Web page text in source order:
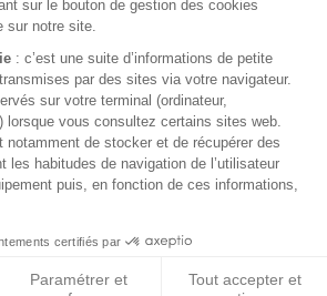
de vente
OF LAND - Tous droits réservés